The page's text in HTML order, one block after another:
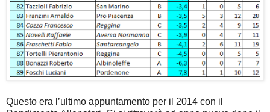
Questo era l’ultimo appuntamento per il 2014 con il